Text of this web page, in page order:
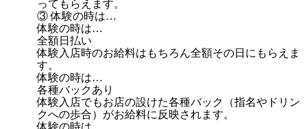
ってもらえます。
③ 体験の時は…
体験の時は…
全額日払い
体験入店時のお給料はもちろん全額その日にもらえま
す。
体験の時は…
各種バックあり
体験入店でもお店の設けた各種バック（指名やドリン
クへの歩合）がお給料に反映されます。
体験の時は…